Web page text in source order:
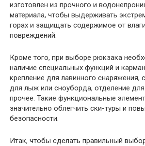
изготовлен из прочного и
материала, чтобы выдерживать
горах и защищать содержимое от
повреждений.
Кроме того, при выборе рюкзака
наличие специальных функций и
крепление для лавинного снаряжения,
для лыж или сноуборда, отделение для
прочее. Такие функциональные
значительно облегчить ски-туры и
безопасности.
Итак, чтобы сделать правильный